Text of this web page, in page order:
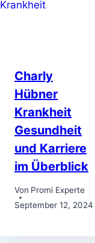
Charly
Hübner
Krankheit
Gesundheit
und Karriere
im Überblick
Von Promi Experte
September 12, 2024